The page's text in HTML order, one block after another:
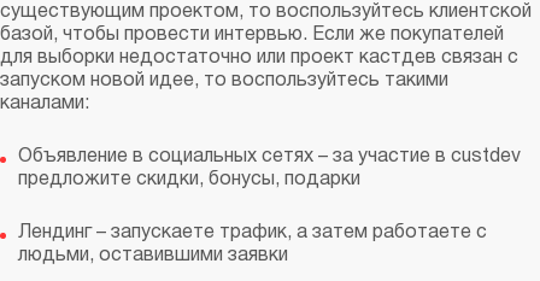
существующим проектом, то воспользуйтесь клиентской
базой, чтобы провести интервью. Если же покупателей
для выборки недостаточно или проект кастдев связан с
запуском новой идее, то воспользуйтесь такими
каналами:
Объявление в социальных сетях – за участие в custdev
предложите скидки, бонусы, подарки
Лендинг – запускаете трафик, а затем работаете с
людьми, оставившими заявки